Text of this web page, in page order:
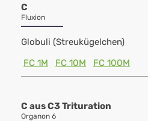
C
Fluxion
Globuli (Streukügelchen)
FC 1M
FC 10M FC 100M
C aus C3 Trituration
Organon 6